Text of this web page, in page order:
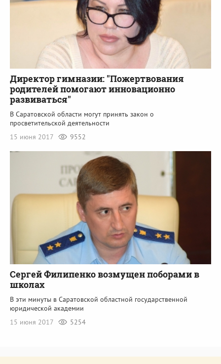
Директор гимназии: "Пожертвования
родителей помогают инновационно
развиваться"
В Саратовской области могут принять закон о
просветительской деятельности
15 июня 2017
9552
Сергей Филипенко возмущен поборами в
школах
В эти минуты в Саратовской областной государственной
юридической академии
15 июня 2017
5254